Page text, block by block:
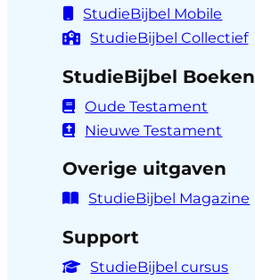
StudieBijbel Mobile
StudieBijbel Collectief
StudieBijbel Boeken
Oude Testament
Nieuwe Testament
Overige uitgaven
StudieBijbel Magazine
Support
StudieBijbel cursus